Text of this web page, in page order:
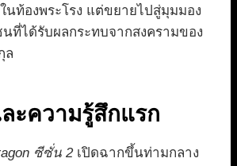
นท้องพระโรง แต่ขยายไปสู่มุมมอง
ที่ได้รับผลกระทบจากสงครามของ
ล
ะความรู้สึกแรก
ซีซั่น 2เปิดฉากขึ้นท่ามกลาง